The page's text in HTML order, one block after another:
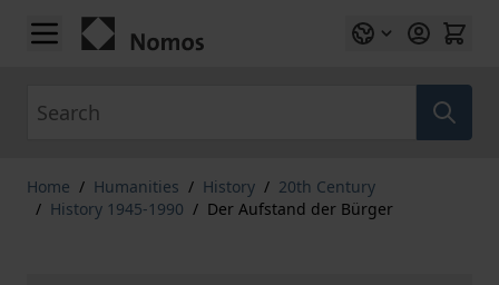
Skip to Content
Home / Humanities / History / 20th Century
/ History 1945-1990 / Der Aufstand der Bürger